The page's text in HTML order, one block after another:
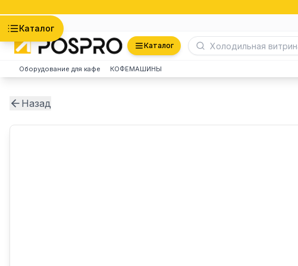
Каталог
Каталог
Оборудование для кафе КОФЕМАШИНЫ
Назад